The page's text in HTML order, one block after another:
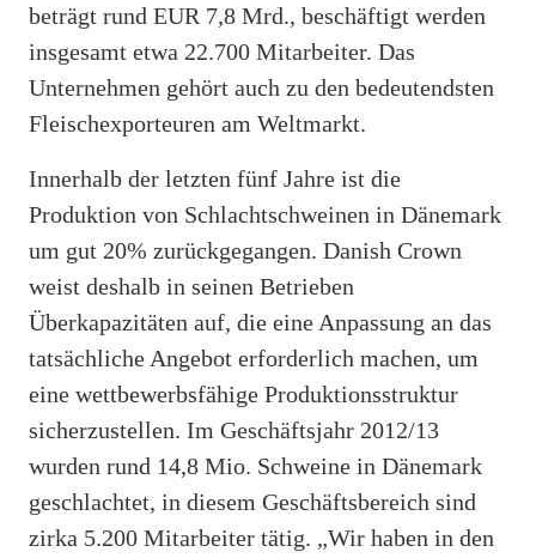
beträgt rund EUR 7,8 Mrd., beschäftigt werden
insgesamt etwa 22.700 Mitarbeiter. Das
Unternehmen gehört auch zu den bedeutendsten
Fleischexporteuren am Weltmarkt.
Innerhalb der letzten fünf Jahre ist die
Produktion von Schlachtschweinen in Dänemark
um gut 20% zurückgegangen. Danish Crown
weist deshalb in seinen Betrieben
Überkapazitäten auf, die eine Anpassung an das
tatsächliche Angebot erforderlich machen, um
eine wettbewerbsfähige Produktionsstruktur
sicherzustellen. Im Geschäftsjahr 2012/13
wurden rund 14,8 Mio. Schweine in Dänemark
geschlachtet, in diesem Geschäftsbereich sind
zirka 5.200 Mitarbeiter tätig. „Wir haben in den